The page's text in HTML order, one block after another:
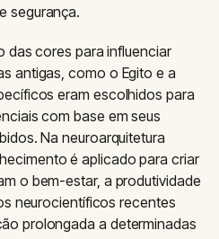
segurança.
das cores para influenciar
antigas, como o Egito e a
eram escolhidos para
com base em seus
Na neuroarquitetura
é aplicado para criar
o bem-estar, a produtividade
neurocientíficos recentes
prolongada a determinadas